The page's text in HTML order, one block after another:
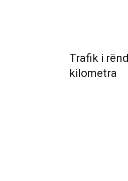
Trafik i
kilometra